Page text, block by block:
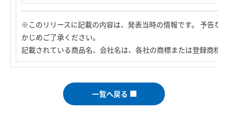
※このリリースに記載の内容は、発表当時の情報です。 予告な
かじめご了承ください。
記載されている商品名、会社名は、各社の商標または登録商標
一覧へ戻る